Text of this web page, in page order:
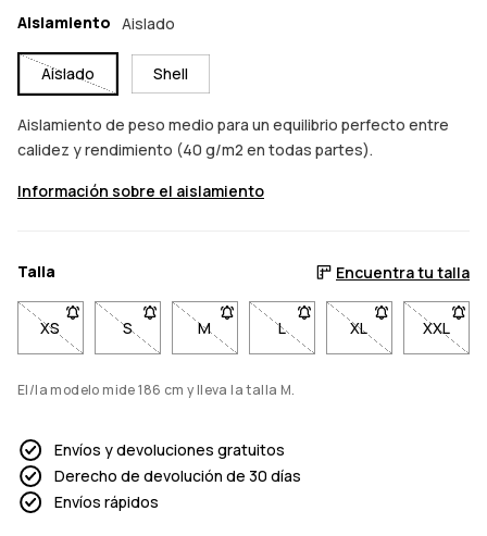
Aislamiento Aislado
Aislado Shell
Aislamiento de peso medio para un equilibrio perfecto entre
calidez y rendimiento (40 g/m2 en todas partes).
Información sobre el aislamiento
Talla Encuentra tu talla
XS- Talla XS no disponible. Haz clic para ser notificado cuando
S- Talla S no disponible. Haz clic para ser
M- Talla M no disponible. Haz clic para
L- Talla L no disponible. Haz
XL- Talla XL no
XXL- Talla
El/la modelo mide 186 cm y lleva la talla M.
Envíos y devoluciones gratuitos
Derecho de devolución de 30 días
Envíos rápidos